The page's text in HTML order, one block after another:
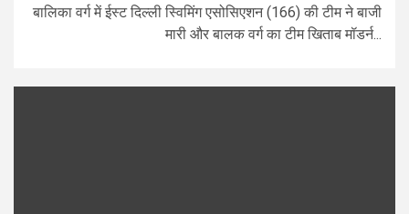
बालिका वर्ग में ईस्ट दिल्ली स्विमिंग एसोसिएशन (166) की टीम ने बाजी
मारी और बालक वर्ग का टीम खिताब मॉडर्न...